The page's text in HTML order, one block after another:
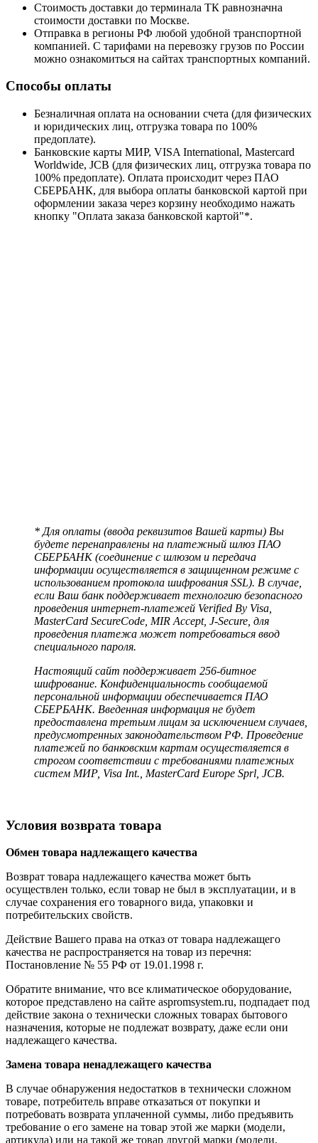
Стоимость доставки до терминала ТК равнозначна
стоимости доставки по Москве.
Отправка в регионы РФ любой удобной транспортной
компанией. С тарифами на перевозку грузов по России
можно ознакомиться на сайтах транспортных компаний.
Способы оплаты
Безналичная оплата на основании счета (для физических
и юридических лиц, отгрузка товара по 100%
предоплате).
Банковские карты МИР, VISA International, Mastercard
Worldwide, JCB (для физических лиц, отгрузка товара по
100% предоплате). Оплата происходит через ПАО
СБЕРБАНК, для выбора оплаты банковской картой при
оформлении заказа через корзину необходимо нажать
кнопку "Оплата заказа банковской картой"*.
* Для оплаты (ввода реквизитов Вашей карты) Вы
будете перенаправлены на платежный шлюз ПАО
СБЕРБАНК (соединение с шлюзом и передача
информации осуществляется в защищенном режиме с
использованием протокола шифрования SSL). В случае,
если Ваш банк поддерживает технологию безопасного
проведения интернет-платежей Verified By Visa,
MasterCard SecureCode, MIR Accept, J-Secure, для
проведения платежа может потребоваться ввод
специального пароля.
Настоящий сайт поддерживает 256-битное
шифрование. Конфиденциальность сообщаемой
персональной информации обеспечивается ПАО
СБЕРБАНК. Введенная информация не будет
предоставлена третьим лицам за исключением случаев,
предусмотренных законодательством РФ. Проведение
платежей по банковским картам осуществляется в
строгом соответствии с требованиями платежных
систем МИР, Visa Int., MasterCard Europe Sprl, JCB.
Условия возврата товара
Обмен товара надлежащего качества
Возврат товара надлежащего качества может быть
осуществлен только, если товар не был в эксплуатации, и в
случае сохранения его товарного вида, упаковки и
потребительских свойств.
Действие Вашего права на отказ от товара надлежащего
качества не распространяется на товар из перечня:
Постановление № 55 РФ от 19.01.1998 г.
Обратите внимание, что все климатическое оборудование,
которое представлено на сайте aspromsystem.ru, подпадает под
действие закона о технически сложных товарах бытового
назначения, которые не подлежат возврату, даже если они
надлежащего качества.
Замена товара ненадлежащего качества
В случае обнаружения недостатков в технически сложном
товаре, потребитель вправе отказаться от покупки и
потребовать возврата уплаченной суммы, либо предъявить
требование о его замене на товар этой же марки (модели,
артикула) или на такой же товар другой марки (модели,